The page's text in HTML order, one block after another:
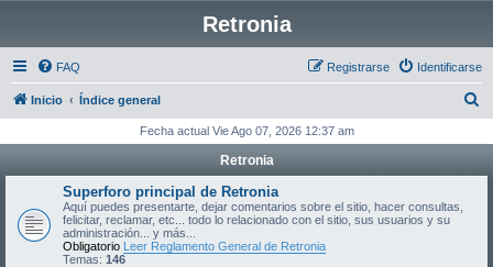
Retronia
FAQ Identificarse
Registrarse
Inicio Índice general
c
Fecha actual Vie Ago 07, 2026 12:37 am
Retronia
Superforo principal de Retronia
Aquí puedes presentarte, dejar comentarios sobre el sitio, hacer consultas,
felicitar, reclamar, etc... todo lo relacionado con el sitio, sus usuarios y su
administración... y más...
Obligatorio Leer Reglamento General de Retronia
Temas: 146